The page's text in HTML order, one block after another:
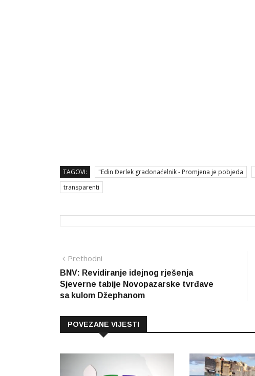
TAGOVI: "Edin Đerlek gradonaćelnik - Promjena je pobjeda
transparenti
Navigacija
članaka
Prethodni
vijest
BNV: Revidiranje idejnog rješenja
Sjeverne tabije Novopazarske tvrđave
sa kulom Džephanom
POVEZANE VIJESTI